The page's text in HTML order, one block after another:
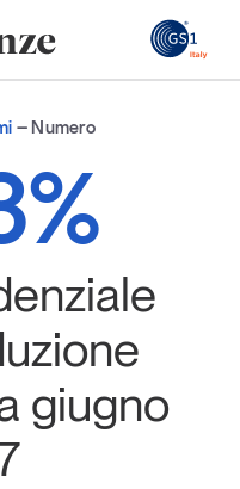
Numero
giugno